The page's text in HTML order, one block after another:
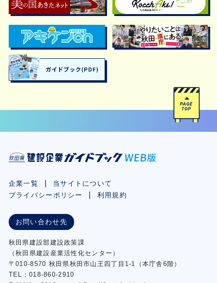
企業一覧
当サイトについて
プライバシーポリシー
利用規約
お問い合わせ先
秋⽥県建設部建設政策課
（秋⽥県建設産業活性化センター）
〒010-8570 秋田県秋田市⼭王四丁⽬1-1（本庁舎6階）
TEL：018-860-2910